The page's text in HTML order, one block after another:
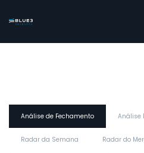
Análise de Fechamento Análise
Radar da Semana Radar do